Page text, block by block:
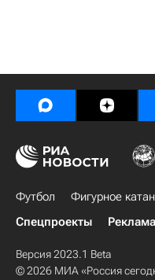
Футбол Фигурное
Спецпроекты
Реклама
Версия 2023.1 Beta
© 2026 МИА «Россия